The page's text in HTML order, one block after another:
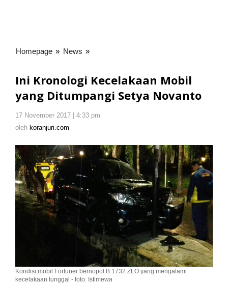
Homepage » News »
Mobil
yang
Setya
Ini Kronologi Kecelakaan Mobil
yang Ditumpangi Setya Novanto
17 November 2017 | 4:33 pm
oleh koranjuri.com
Kondisi mobil Fortuner bernopol B 1732 ZLO yang mengalami
kecelakaan tunggal - foto: Istimewa